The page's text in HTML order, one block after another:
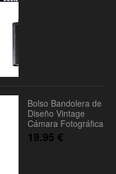
Bolso Bandolera de
Diseño Vintage
Cámara Fotográfica
19.95 €